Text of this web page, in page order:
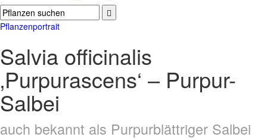
Pflanzenportrait
Salvia officinalis
‚Purpurascens‘ – Purpur-
Salbei
auch bekannt als Purpurblättriger Salbei